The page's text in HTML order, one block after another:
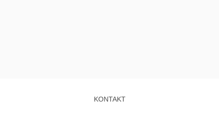
KONTAKT